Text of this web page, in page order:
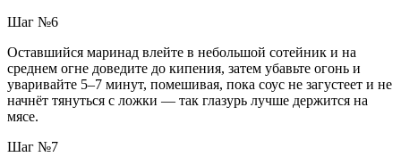
Шаг №6
Оставшийся маринад влейте в небольшой сотейник и на
среднем огне доведите до кипения, затем убавьте огонь и
уваривайте 5–7 минут, помешивая, пока соус не загустеет и не
начнёт тянуться с ложки — так глазурь лучше держится на
мясе.
Шаг №7